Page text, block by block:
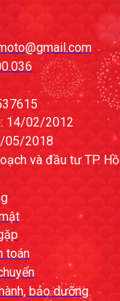
14/02/2012
05/2018
và đầu tư TP.
toán
bảo dưỡng